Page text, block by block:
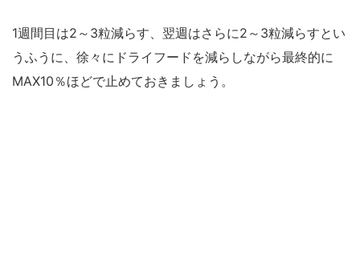
1週間目は2～3粒減らす、翌週はさらに2～3粒減らすとい
うふうに、徐々にドライフードを減らしながら最終的に
MAX10％ほどで止めておきましょう。